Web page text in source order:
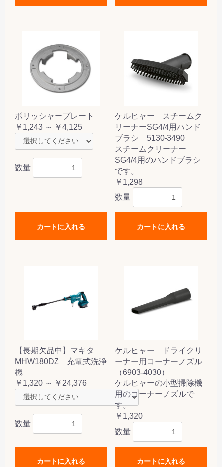
ポリッシャープレート
￥1,243 ～ ￥4,125
数量
カートに入れる
ケルヒャー スチームク
リーナーSG4/4用ハンド
ブラシ 5130-3490
スチームクリーナー
SG4/4用のハンドブラシ
です。
￥1,298
数量
カートに入れる
【長期欠品中】マキタ
MHW180DZ 充電式洗浄
機
￥1,320 ～ ￥24,376
数量
カートに入れる
ケルヒャー ドライクリ
ーナー用コーナーノズル
（6903-4030）
ケルヒャーの小型掃除機
用のコーナーノズルで
す。
￥1,320
数量
カートに入れる